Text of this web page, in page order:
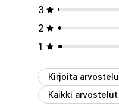
3
2
1
Kirjoita arvostelu
Kaikki arvostelut